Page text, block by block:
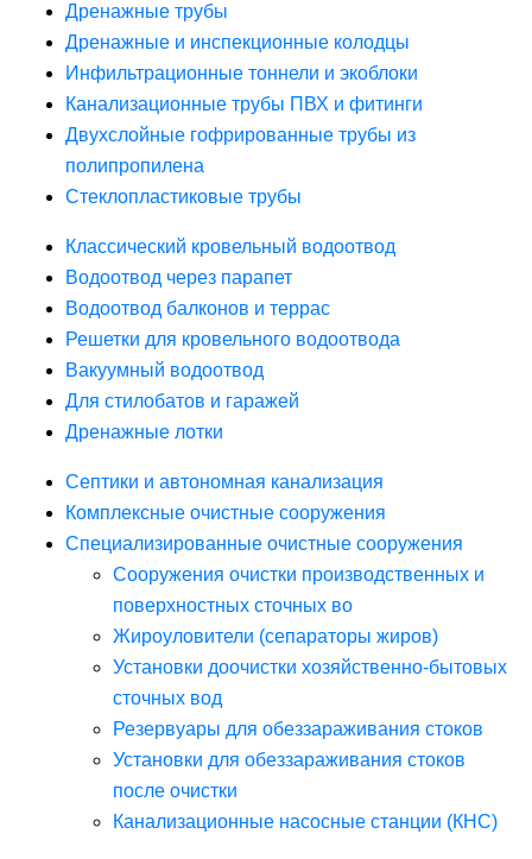
Дренажные трубы
Дренажные и инспекционные колодцы
Инфильтрационные тоннели и экоблоки
Канализационные трубы ПВХ и фитинги
Двухслойные гофрированные трубы из
полипропилена
Стеклопластиковые трубы
Классический кровельный водоотвод
Водоотвод через парапет
Водоотвод балконов и террас
Решетки для кровельного водоотвода
Вакуумный водоотвод
Для стилобатов и гаражей
Дренажные лотки
Септики и автономная канализация
Комплексные очистные сооружения
Специализированные очистные сооружения
Сооружения очистки производственных и
поверхностных сточных во
Жироуловители (сепараторы жиров)
Установки доочистки хозяйственно-бытовых
сточных вод
Резервуары для обеззараживания стоков
Установки для обеззараживания стоков
после очистки
Канализационные насосные станции (КНС)